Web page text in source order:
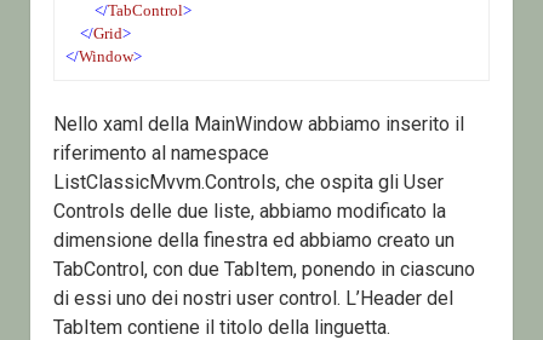
</TabControl>
</Grid>
</Window>
Nello xaml della MainWindow abbiamo inserito il
riferimento al namespace
ListClassicMvvm.Controls, che ospita gli User
Controls delle due liste, abbiamo modificato la
dimensione della finestra ed abbiamo creato un
TabControl, con due TabItem, ponendo in ciascuno
di essi uno dei nostri user control. L’Header del
TabItem contiene il titolo della linguetta.